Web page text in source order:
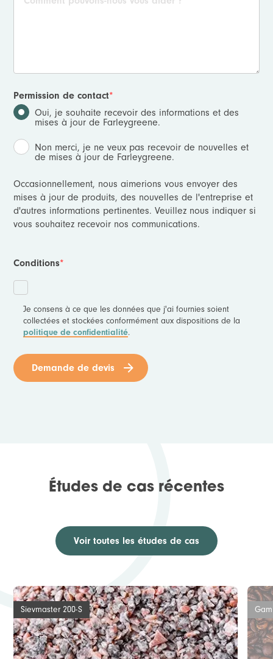
Permission de contact*
Oui, je souhaite recevoir des informations et des
mises à jour de Farleygreene.
Non merci, je ne veux pas recevoir de nouvelles et
de mises à jour de Farleygreene.
Occasionnellement, nous aimerions vous envoyer des
mises à jour de produits, des nouvelles de l'entreprise et
d'autres informations pertinentes. Veuillez nous indiquer si
vous souhaitez recevoir nos communications.
Conditions*
Je consens à ce que les données que j'ai fournies soient
collectées et stockées conformément aux dispositions de la
politique de confidentialité.
Demande de devis
Études de cas récentes
Voir toutes les études de cas
Sievmaster 200-S